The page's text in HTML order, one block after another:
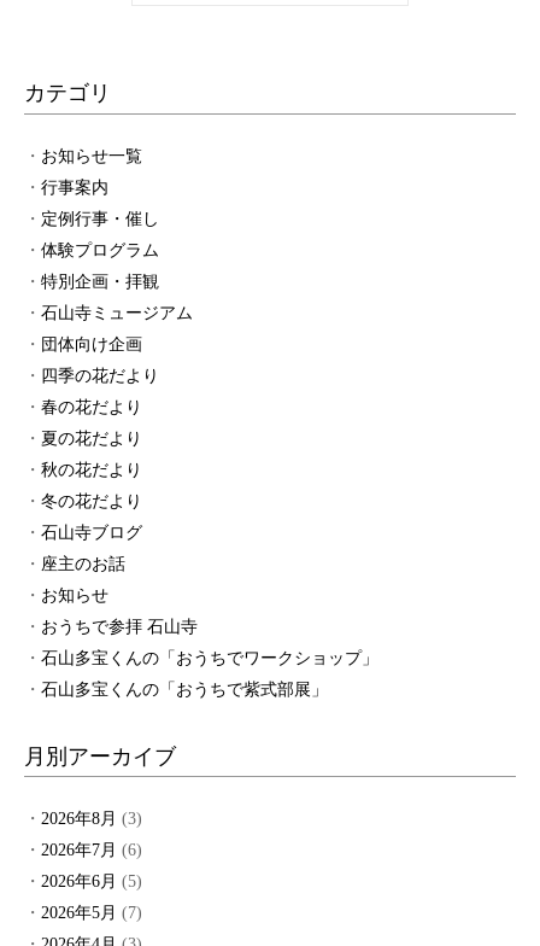
カテゴリ
お知らせ一覧
行事案内
定例行事・催し
体験プログラム
特別企画・拝観
石山寺ミュージアム
団体向け企画
四季の花だより
春の花だより
夏の花だより
秋の花だより
冬の花だより
石山寺ブログ
座主のお話
お知らせ
おうちで参拝 石山寺
石山多宝くんの「おうちでワークショップ」
石山多宝くんの「おうちで紫式部展」
月別アーカイブ
2026年8月 (3)
2026年7月 (6)
2026年6月 (5)
2026年5月 (7)